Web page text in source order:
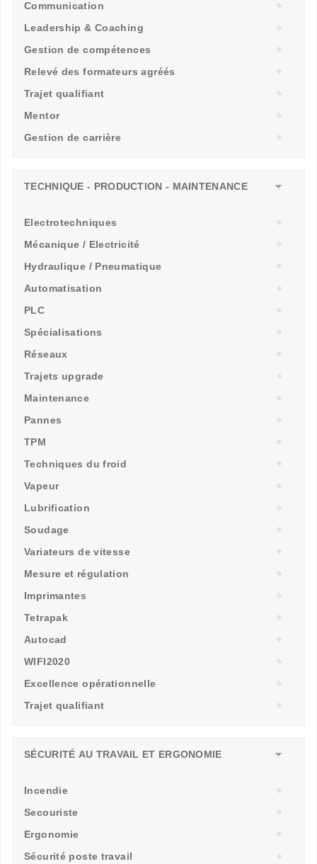
Communication
Leadership & Coaching
Gestion de compétences
Relevé des formateurs agréés
Trajet qualifiant
Mentor
Gestion de carrière
TECHNIQUE - PRODUCTION - MAINTENANCE
Electrotechniques
Mécanique / Electricité
Hydraulique / Pneumatique
Automatisation
PLC
Spécialisations
Réseaux
Trajets upgrade
Maintenance
Pannes
TPM
Techniques du froid
Vapeur
Lubrification
Soudage
Variateurs de vitesse
Mesure et régulation
Imprimantes
Tetrapak
Autocad
WIFI2020
Excellence opérationnelle
Trajet qualifiant
SÉCURITÉ AU TRAVAIL ET ERGONOMIE
Incendie
Secouriste
Ergonomie
Sécurité poste travail